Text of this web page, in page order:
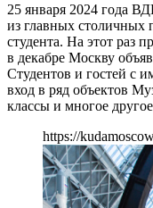
25 января 2024 года
из главных столичных
студента. На этот раз
в декабре Москву
Студентов и гостей с
вход в ряд объектов
классы и многое
https://